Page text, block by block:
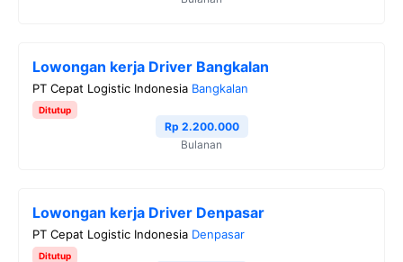
Lowongan kerja Driver Bangkalan
PT Cepat Logistic Indonesia Bangkalan
Ditutup
Rp 2.200.000
Bulanan
Lowongan kerja Driver Denpasar
PT Cepat Logistic Indonesia Denpasar
Ditutup